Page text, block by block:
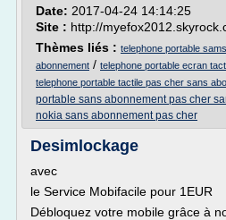
Date: 2017-04-24 14:14:25
Site : http://
Thèmes liés : telephone portable
abonnement / telephone portable ecran
telephone portable tactile pas cher sans
portable sans abonnement pas cher
nokia sans abonnement pas cher
Desimlockage
avec
le Service Mobifacile pour 1EUR
Débloquez votre mobile grâce à